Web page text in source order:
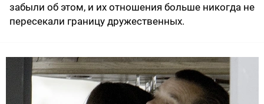
забыли об этом, и их отношения больше никогда не
пересекали границу дружественных.